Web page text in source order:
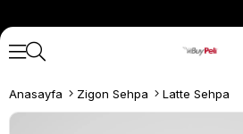
Anasayfa Zigon Sehpa Latte Sehpa